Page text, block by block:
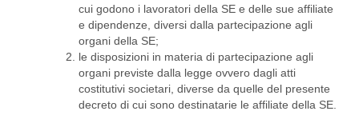
cui godono i lavoratori della SE e delle sue affiliate
e dipendenze, diversi dalla partecipazione agli
organi della SE;
le disposizioni in materia di partecipazione agli
organi previste dalla legge ovvero dagli atti
costitutivi societari, diverse da quelle del presente
decreto di cui sono destinatarie le affiliate della SE.